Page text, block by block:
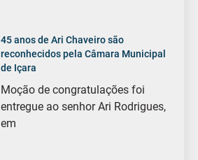
45 anos de Ari Chaveiro são
reconhecidos pela Câmara Municipal
de Içara
Moção de congratulações foi
entregue ao senhor Ari Rodrigues,
em